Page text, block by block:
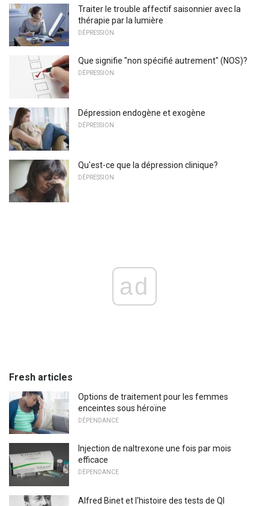
Traiter le trouble affectif saisonnier avec la
thérapie par la lumière
DÉPRESSION
Que signifie "non spécifié autrement" (NOS)?
DÉPRESSION
Dépression endogène et exogène
DÉPRESSION
Qu'est-ce que la dépression clinique?
DÉPRESSION
ad
Fresh articles
Options de traitement pour les femmes
enceintes sous héroïne
DÉPENDANCE
Injection de naltrexone une fois par mois
efficace
DÉPENDANCE
Alfred Binet et l'histoire des tests de QI